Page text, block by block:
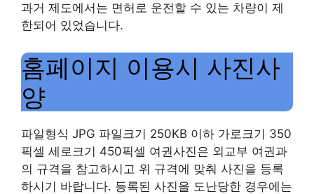
과거 제도에서는 면허로 운전할 수 있는 차량이 제
한되어 있었습니다.
홈페이지 이용시 사진사
양
파일형식 JPG 파일크기 250KB 이하 가로크기 350
픽셀 세로크기 450픽셀 여권사진은 외교부 여권과
의 규격을 참고하시고 위 규격에 맞춰 사진을 등록
하시기 바랍니다. 등록된 사진을 도난당한 경우에는